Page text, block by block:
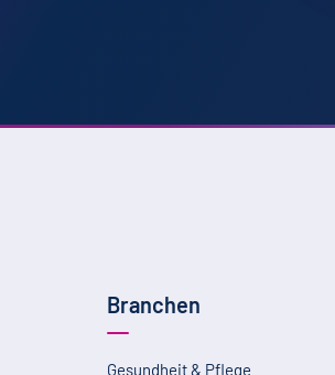
Branchen
Gesundheit & Pflege